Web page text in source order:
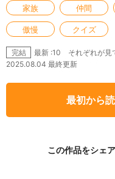
家族 仲間
傲慢 クイズ
完結
最新 :10 それぞれが見
2025.08.04 最終更新
最初から
この作品をシェア